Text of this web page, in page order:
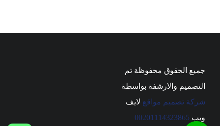
جميع الحقوق محفوظة تم
التصميم والارشفة بواسطة
شركة تصميم مواقع لايف
ويب 00201114323865